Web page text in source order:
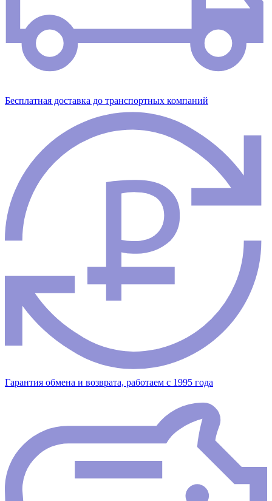
Бесплатная доставка до транспортных компаний
Гарантия обмена и возврата, работаем с 1995 года